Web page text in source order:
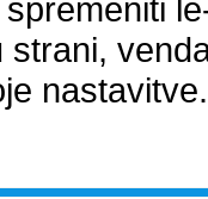
nastavitve.